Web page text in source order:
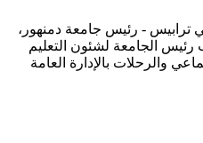
ترابيس - رئيس جامعة دمنهور،
رئيس الجامعة لشئون التعليم
والرحلات بالإدارة العامة